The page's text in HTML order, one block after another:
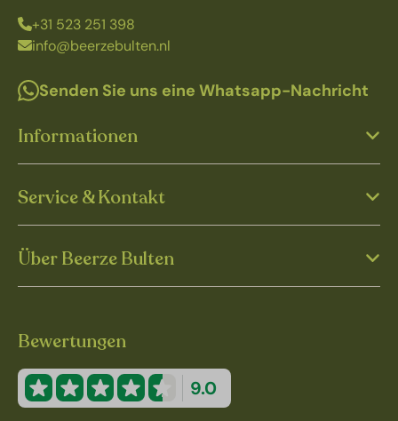
+31 523 251 398
info@beerzebulten.nl
Senden Sie uns eine Whatsapp-Nachricht
Informationen
Service & Kontakt
Über Beerze Bulten
Bewertungen
9.0